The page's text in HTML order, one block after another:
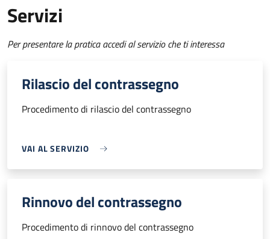
Servizi
Per presentare la pratica accedi al servizio che ti interessa
Rilascio del contrassegno
Procedimento di rilascio del contrassegno
VAI AL SERVIZIO
Rinnovo del contrassegno
Procedimento di rinnovo del contrassegno